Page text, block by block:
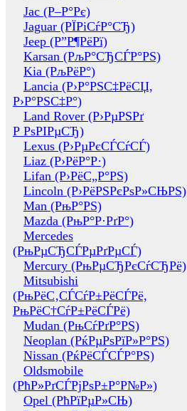
Jac (Р–Р°Рє)
Jaguar (РЇРіСѓР°СЂ)
Jeep (Р”Р¶РёРї)
Karsan (РљР°СЂСЃР°РЅ)
Kia (РљРёР°)
Lancia (Р›Р°РЅС‡РёСЏ,
Р›Р°РЅС‡Р°)
Land Rover (Р›РµРЅРґ
Р РѕРІРµСЂ)
Lexus (Р›РµРєСЃСѓСЃ)
Liaz (Р›РёР°Р·)
Lifan (Р›РёС„Р°РЅ)
Lincoln (Р›РёРЅРєРѕР»СЊРЅ)
Man (РњР°РЅ)
Mazda (РњР°Р·РґР°)
Mercedes
(РњРµСЂСЃРµРґРµСЃ)
Mercury (РњРµСЂРєСѓСЂРё)
Mitsubishi
(РњРёС‚СЃСѓР±РёСЃРё,
РњРёС†СѓР±РёСЃРё)
Mudan (РњСѓРґР°РЅ)
Neoplan (РќРµРѕРїР»Р°РЅ)
Nissan (РќРёСЃСЃР°РЅ)
Oldsmobile
(РћР»РґСЃРјРѕР±Р°Р№Р»)
Opel (РћРїРµР»СЊ)